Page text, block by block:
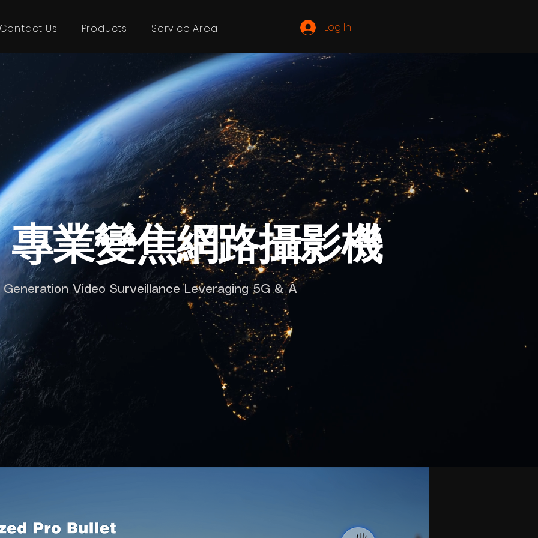
Us Products Service Area Log In
業變焦網路攝影機
Generation Video Surveillance Leveraging 5G & A